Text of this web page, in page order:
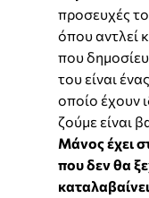
προσευχές
όπου αντλεί
που
του είναι
οποίο έχουν
ζούμε είναι
Μάνος έχει
που δεν θα